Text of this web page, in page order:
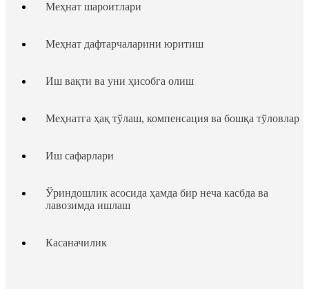
Меҳнат шароитлари
Меҳнат дафтарчаларини юритиш
Иш вақти ва уни ҳисобга олиш
Меҳнатга ҳақ тўлаш, компенсация ва бошқа тўловлар
Иш сафарлари
Ўриндошлик асосида ҳамда бир неча касбда ва
лавозимда ишлаш
Касаначилик